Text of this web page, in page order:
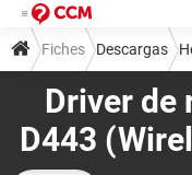
Driver de
D443
Fiches Descargas